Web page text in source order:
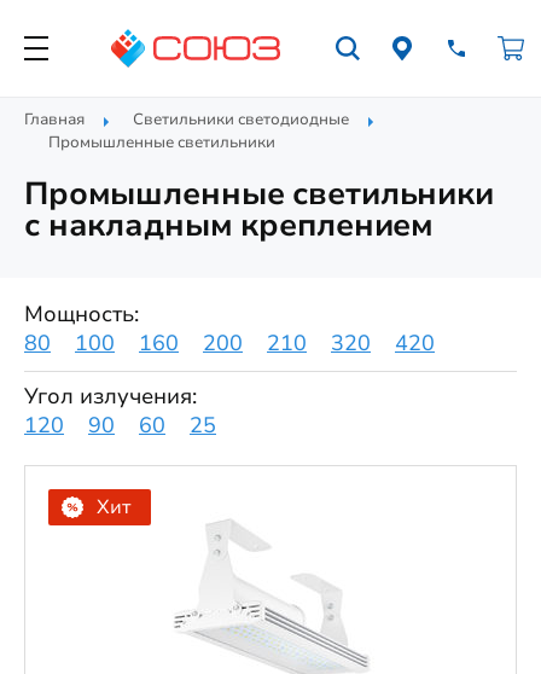
Главная
Светильники светодиодные
Промышленные светильники
Промышленные светильники
с накладным креплением
Мощность:
80
100 160 200 210 320
420
Угол излучения:
120
90 60 25
Хит